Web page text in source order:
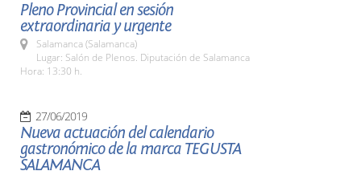
Pleno Provincial en sesión
extraordinaria y urgente
Salamanca (Salamanca)
Lugar: Salón de Plenos. Diputación de Salamanca
Hora: 13:30 h.
27/06/2019
Nueva actuación del calendario
gastronómico de la marca TEGUSTA
SALAMANCA